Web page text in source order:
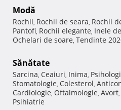
Modă
Rochii, Rochii de seara, Rochii
Pantofi, Rochii elegante, Inele
Ochelari de soare, Tendinte
Sănătate
Sarcina, Ceaiuri, Inima,
Stomatologie, Colesterol,
Cardiologie, Oftalmologie, Avort,
Psihiatrie